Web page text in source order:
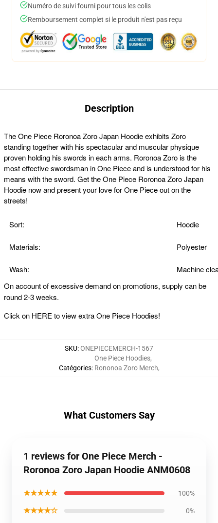
Numéro de suivi fourni pour tous les colis
Remboursement complet si le produit n'est pas reçu
Description
The One Piece Roronoa Zoro Japan Hoodie exhibits Zoro
standing together with his spectacular and muscular physique
proven holding his swords in each arms. Roronoa Zoro is the
most effective swordsman in One Piece and is understood for his
means with the sword. Get the One Piece Roronoa Zoro Japan
Hoodie now and present your love for One Piece out on the
streets!
Sort: Hoodie
Materials: Polyester
Wash:
Machine
On account of excessive demand on promotions, supply can be
round 2-3 weeks.
Click on HERE to view extra One Piece Hoodies!
SKU:ONEPIECEMERCH-1567
Catégories:
One Piece Hoodies,
Rononoa Zoro Merch,
What Customers Say
1 reviews for One Piece Merch -
Roronoa Zoro Japan Hoodie ANM0608
★★★★★ 100%
★★★★☆ 0%